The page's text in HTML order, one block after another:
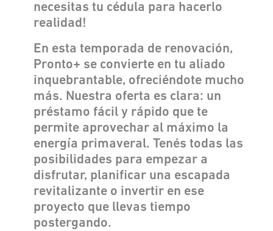
necesitas tu cédula para hacerlo
realidad!
En esta temporada de renovación,
Pronto+ se convierte en tu aliado
inquebrantable, ofreciéndote mucho
más. Nuestra oferta es clara: un
préstamo fácil y rápido que te
permite aprovechar al máximo la
energía primaveral. Tenés todas las
posibilidades para empezar a
disfrutar, planificar una escapada
revitalizante o invertir en ese
proyecto que llevas tiempo
postergando.